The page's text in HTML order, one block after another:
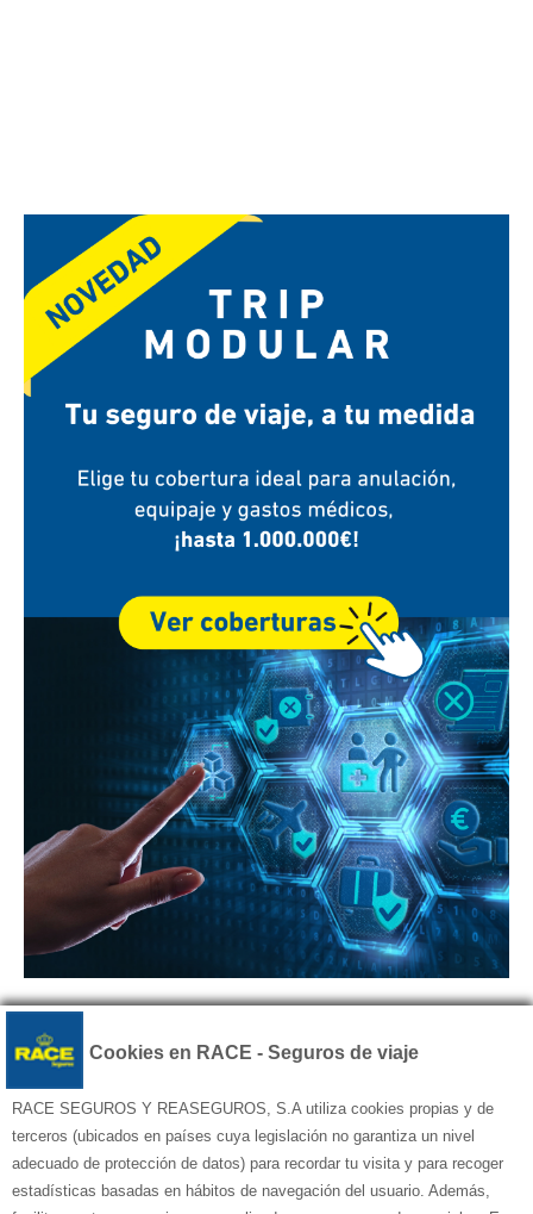
Cookies en RACE - Seguros de viaje
RACE SEGUROS Y REASEGUROS, S.A utiliza cookies propias y de
terceros (ubicados en países cuya legislación no garantiza un nivel
adecuado de protección de datos) para recordar tu visita y para recoger
estadísticas basadas en hábitos de navegación del usuario. Además,